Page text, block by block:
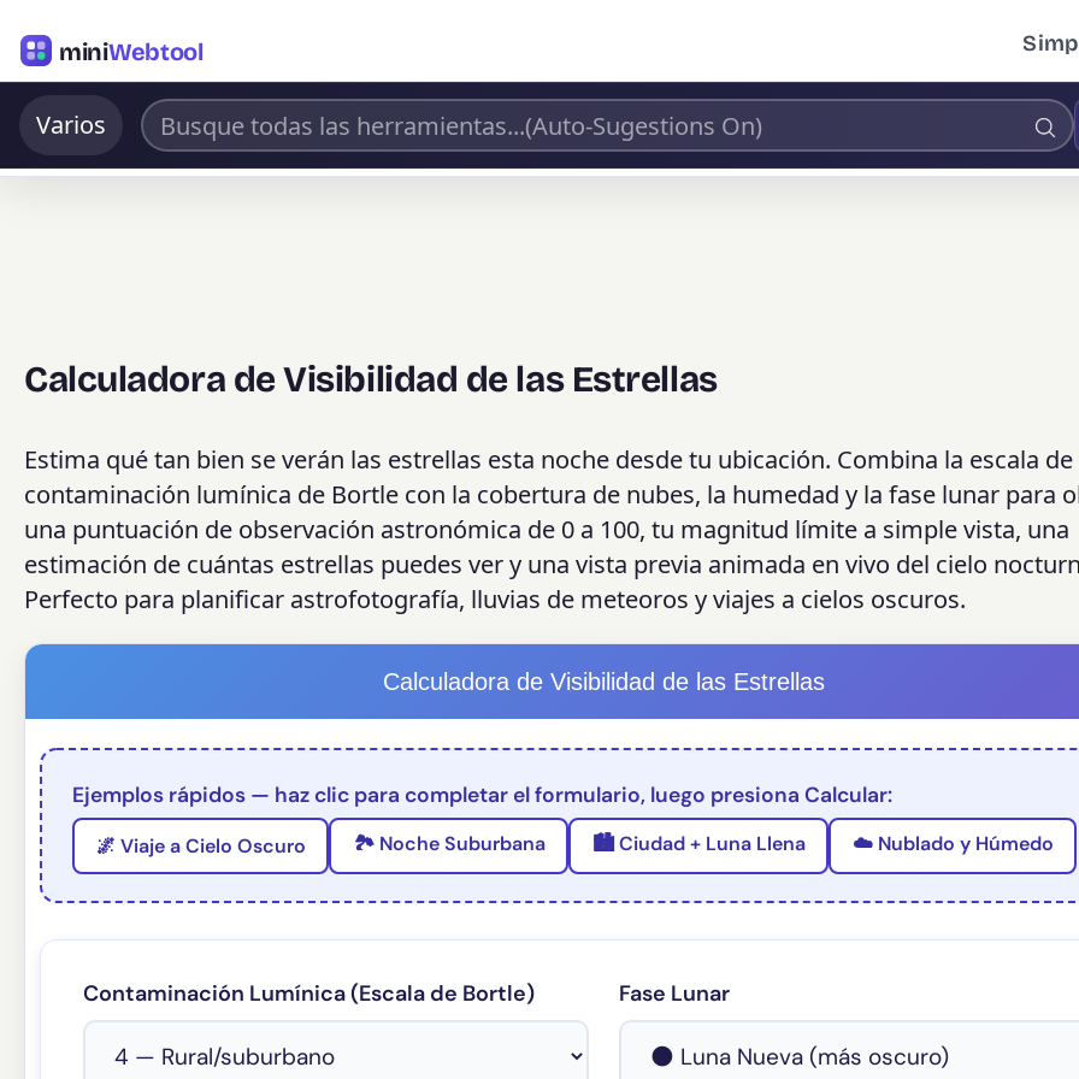
miniWebtool
Varios
Calculadora de Visibilidad de las Estrellas
Estima qué tan bien se verán las estrellas esta noche desde tu ubicación. Combina la escala de
contaminación lumínica de Bortle con la cobertura de nubes, la humedad y la fase lunar para
una puntuación de observación astronómica de 0 a 100, tu magnitud límite a simple vista, una
estimación de cuántas estrellas puedes ver y una vista previa animada en vivo del cielo
Perfecto para planificar astrofotografía, lluvias de meteoros y viajes a cielos oscuros.
Calculadora de Visibilidad de las Estrellas
Ejemplos rápidos — haz clic para completar el formulario, luego presiona Calcular:
🌌 Viaje a Cielo Oscuro 🏞️ Noche Suburbana 🏙️ Ciudad + Luna Llena ☁️ Nublado y Húmedo
Contaminación Lumínica (Escala de Bortle) Fase Lunar